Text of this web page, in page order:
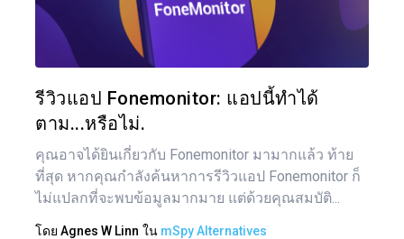
รีวิวแอป Fonemonitor: แอปนี้ทำได้
ตาม...หรือไม่.
คุณอาจได้ยินเกี่ยวกับ Fonemonitor มามากแล้ว ท้าย
ที่สุด หากคุณกำลังค้นหาการรีวิวแอป Fonemonitor ก็
ไม่แปลกที่จะพบข้อมูลมากมาย แต่ด้วยคุณสมบัติ...
โดย Agnes W Linn ใน mSpy Alternatives